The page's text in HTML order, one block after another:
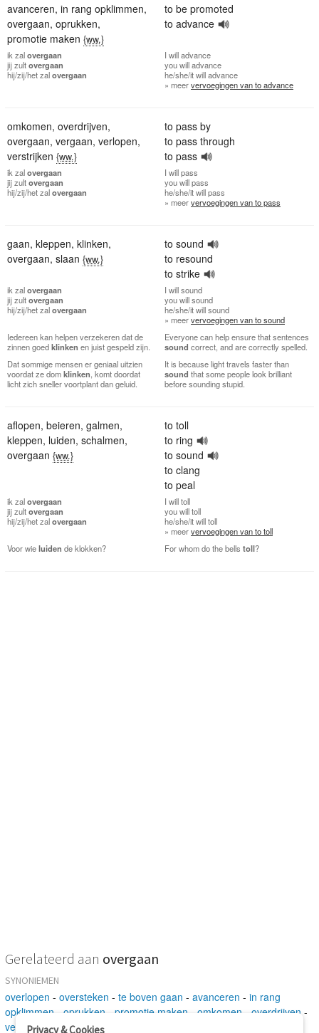
avanceren, in rang opklimmen,
overgaan, oprukken,
promotie maken {ww.}
to be promoted
to advance
ik zalovergaan
jijzultovergaan
hij/zij/hetzalovergaan
I will advance
youwill advance
he/she/itwill advance
» meervervoegingen van to advance
omkomen, overdrijven,
overgaan, vergaan, verlopen,
verstrijken {ww.}
to pass by
to pass through
to pass
ik zalovergaan
jijzultovergaan
hij/zij/hetzalovergaan
I will pass
youwill pass
he/she/itwill pass
» meervervoegingen van to pass
gaan, kleppen, klinken,
overgaan, slaan {ww.}
to sound
to resound
to strike
ik zalovergaan
jijzultovergaan
hij/zij/hetzalovergaan
I will sound
youwill sound
he/she/itwill sound
» meervervoegingen van to sound
Iedereen kan helpen verzekeren dat de
zinnen goedklinken en juist gespeld zijn.
Everyone can help ensure that sentences
sound correct, and are correctly spelled.
Dat sommige mensen er geniaal uitzien
voordat ze domklinken , komt doordat
licht zich sneller voortplant dan geluid.
It is because light travels faster than
sound that some people look brilliant
before sounding stupid.
aflopen, beieren, galmen,
kleppen, luiden, schalmen,
overgaan {ww.}
to toll
to ring
to sound
to clang
to peal
ik zalovergaan
jijzultovergaan
hij/zij/hetzalovergaan
I will toll
youwill toll
he/she/itwill toll
» meervervoegingen van to toll
Voor wieluiden de klokken? For whom do the bells toll?
Gerelateerd aan overgaan
SYNONIEMEN
overlopen - oversteken - te boven gaan - avanceren - in rang
opklimmen
oprukken promotie maken omkomen overdrijven -
vergaan-verlopen-verstrijken
Privacy & Cookies